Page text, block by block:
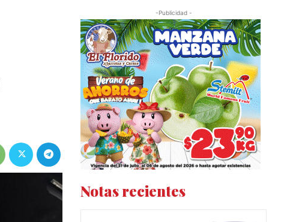
-Publicidad -
Notas recientes